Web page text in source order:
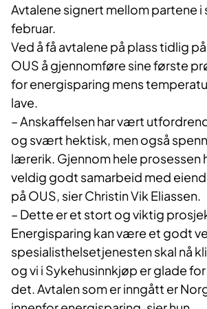
Avtalene signert mellom partene i
februar.
Ved å få avtalene på plass tidlig
OUS å gjennomføre sine første
for energisparing mens
lave.
– Anskaffelsen har vært
og svært hektisk, men også
lærerik. Gjennom hele prosessen
veldig godt samarbeid med
på OUS, sier Christin Vik Eliassen.
– Dette er et stort og viktig
Energisparing kan være et godt
spesialisthelsetjenesten skal nå
og vi i Sykehusinnkjøp er glade
det. Avtalen som er inngått er